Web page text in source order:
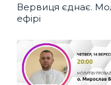
Вервиця єднає.
ефірі